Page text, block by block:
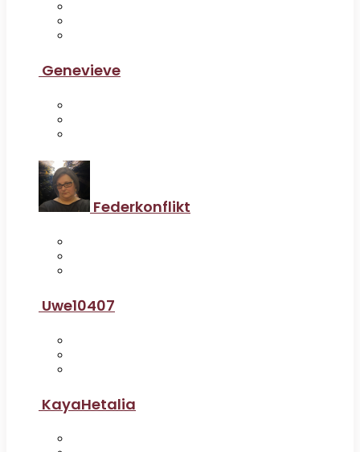
Genevieve
Federkonflikt
Uwe10407
KayaHetalia